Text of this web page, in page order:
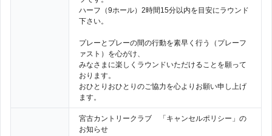
ハーフ（9ホール）2時間15分以内を目安にラウンド
下さい。
プレーとプレーの間の行動を素早く行う（プレーフ
ァスト）を心がけ、
みなさまに楽しくラウンドいただけることを願って
おります。
おひとりおひとりのご協力を心よりお願い申し上げ
ます。
宮古カントリークラブ 「キャンセルポリシー」の
お知らせ